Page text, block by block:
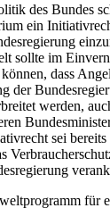
des Bundes
ein
sollte im
dass
der
werden,
sei bereits
für